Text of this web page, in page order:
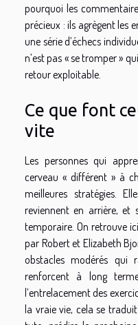
pourquoi les
précieux : ils agrègent les
une série d’échecs
n’est pas « se tromper »
retour exploitable.
Ce que font
vite
Les personnes qui
cerveau « différent » à
meilleures stratégies.
reviennent en arrière, et
temporaire. On retrouve
par Robert et Elizabeth
obstacles modérés qui
renforcent à long
l’entrelacement des
la vraie vie, cela se